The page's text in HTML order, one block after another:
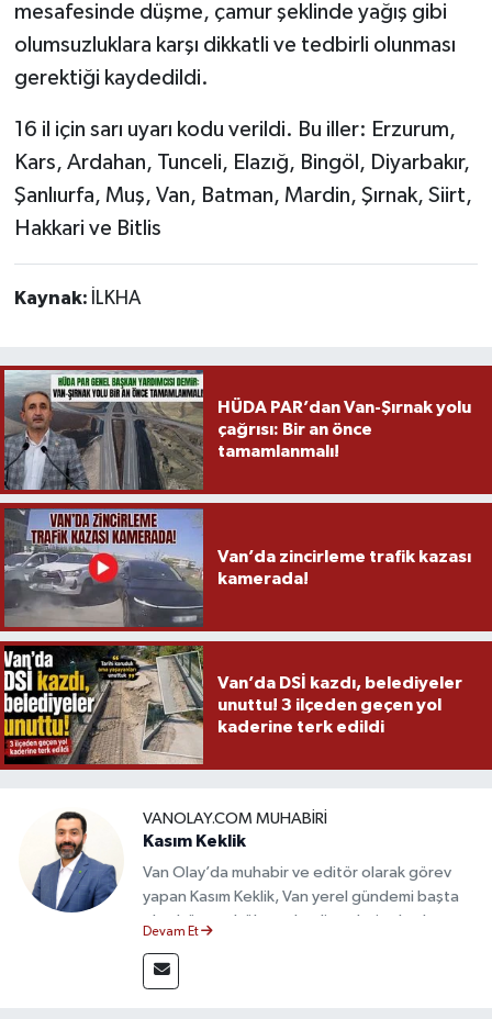
mesafesinde düşme, çamur şeklinde yağış gibi
olumsuzluklara karşı dikkatli ve tedbirli olunması
gerektiği kaydedildi.
16 il için sarı uyarı kodu verildi. Bu iller: Erzurum,
Kars, Ardahan, Tunceli, Elazığ, Bingöl, Diyarbakır,
Şanlıurfa, Muş, Van, Batman, Mardin, Şırnak, Siirt,
Hakkari ve Bitlis
Kaynak: İLKHA
HÜDA PAR’dan Van-Şırnak yolu
çağrısı: Bir an önce
tamamlanmalı!
Van’da zincirleme trafik kazası
kamerada!
Van’da DSİ kazdı, belediyeler
unuttu! 3 ilçeden geçen yol
kaderine terk edildi
VANOLAY.COM MUHABIRI
Kasım Keklik
Van Olay’da muhabir ve editör olarak görev
yapan Kasım Keklik, Van yerel gündemi başta
olmak üzere bölgesel gelişmeleri sahadan
deneyimiyle hızlı ve doğru haber üretimine
odaklanan Keklik, tarafsızlık ve etik gazetecilik
Devam Et